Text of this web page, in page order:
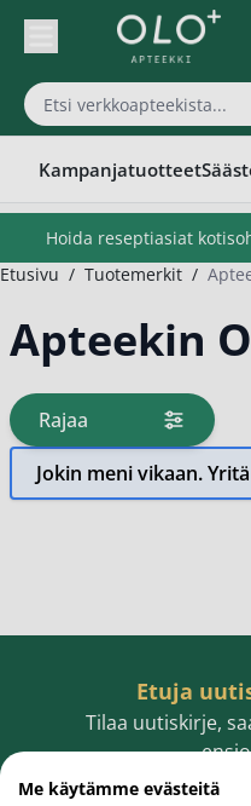
Skip to Content
Kampanjatuotteet
Hoida reseptiasiat
Etusivu / Tuotemerkit /
Apteekin
Rajaa
tuotteita
Jokin meni vikaan.
Etuja
Tilaa uutiskirje,
Me käytämme evästeitä